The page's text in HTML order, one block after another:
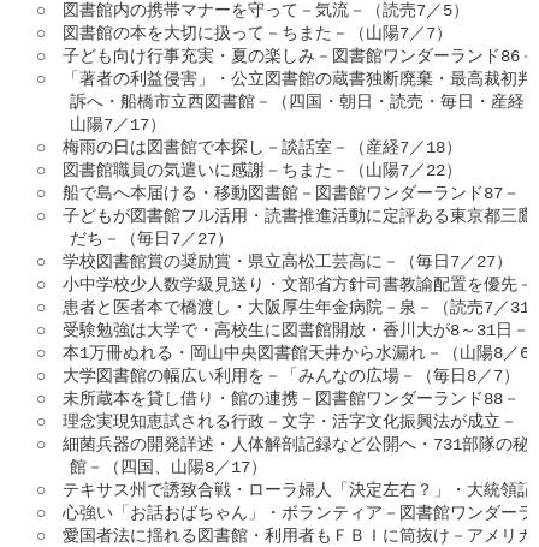
○　図書館内の携帯マナーを守って－気流－（読売7／5）
○　図書館の本を大切に扱って－ちまた－（山陽7／7）
○　子ども向け行事充実・夏の楽しみ－図書館ワンダーランド86
○　「著者の利益侵害」・公立図書館の蔵書独断廃棄・最高裁初
訴へ・船橋市立西図書館－（四国・朝日・読売・毎日・産経
山陽7／17）
○　梅雨の日は図書館で本探し－談話室－（産経7／18）
○　図書館職員の気遣いに感謝－ちまた－（山陽7／22）
○　船で島へ本届ける・移動図書館－図書館ワンダーランド87－
○　子どもが図書館フル活用・読書推進活動に定評ある東京都三
だち－（毎日7／27）
○　学校図書館賞の奨励賞・県立高松工芸高に－（毎日7／27）
○　小中学校少人数学級見送り・文部省方針司書教諭配置を優先
○　患者と医者本で橋渡し・大阪厚生年金病院－泉－（読売7／31
○　受験勉強は大学で・高校生に図書館開放・香川大が8～31日－
○　本1万冊ぬれる・岡山中央図書館天井から水漏れ－（山陽8／6
○　大学図書館の幅広い利用を－「みんなの広場－（毎日8／7）
○　未所蔵本を貸し借り・館の連携－図書館ワンダーランド88－
○　理念実現知恵試される行政－文字・活字文化振興法が成立－
○　細菌兵器の開発詳述・人体解剖記録など公開へ・731部隊の秘
館－（四国、山陽8／17）
○　テキサス州で誘致合戦・ローラ婦人「決定左右？」・大統領
○　心強い「お話おばちゃん」・ボランティア－図書館ワンダー
○　愛国者法に揺れる図書館・利用者もＦＢＩに筒抜け－アメリ